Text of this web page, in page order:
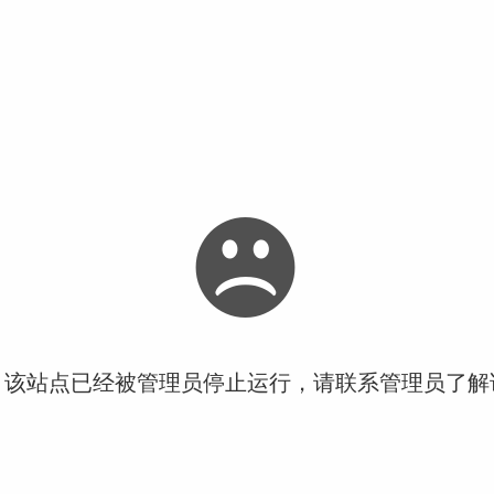
站点已经被管理员停止运行，请联系管理员了